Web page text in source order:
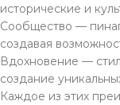
исторические и
Сообщество —
создавая
Вдохновение —
создание
Каждое из этих